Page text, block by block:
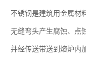
不锈钢是建筑用金属材
无缝弯头产生腐蚀、点
并经传送带送到熔炉内